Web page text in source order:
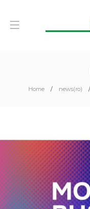
Home news(ro)